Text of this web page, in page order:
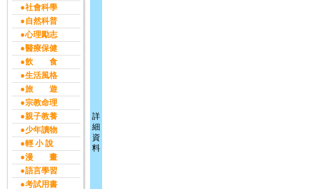
●社會科學
●自然科普
●心理勵志
●醫療保健
●飲 食
●生活風格
●旅 遊
●宗教命理
●親子教養
●少年讀物
●輕 小 說
●漫 畫
●語言學習
●考試用書
詳
細
資
料